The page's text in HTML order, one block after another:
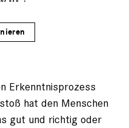
Erkenntnisprozess
hat den Menschen
gut und richtig oder